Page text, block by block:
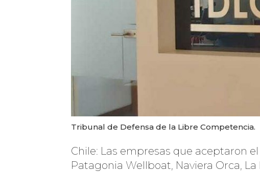
Tribunal de Defensa de la Libre Competencia.
Chile: Las empresas que aceptaron
Patagonia Wellboat, Naviera Orca,